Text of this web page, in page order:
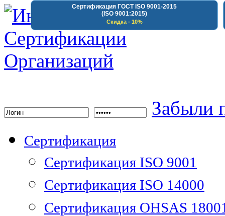
Сертификация ГОСТ ISO 9001-2015
(ISO 9001:2015)
Скидка - 10%
Забыли
Сертификация
Сертификация ISO 9001
Сертификация ISO 14000
Сертификация OHSAS